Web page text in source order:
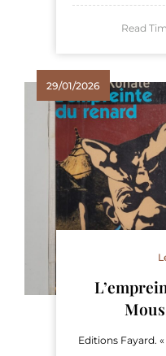
Read
29/01/2026
Editions Fayard.